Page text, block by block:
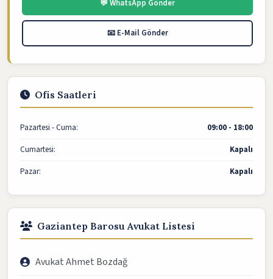
💬 WhatsApp Gönder
📧 E-Mail Gönder
Ofis Saatleri
Pazartesi - Cuma:
09:00 - 18:00
Cumartesi:
Kapalı
Pazar:
Kapalı
Gaziantep Barosu Avukat Listesi
Avukat Ahmet Bozdağ